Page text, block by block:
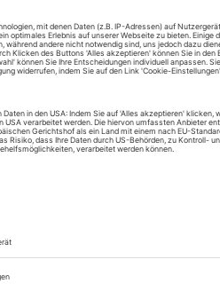
zum ePaper
Lesegenuss auf
Zugang zum
Theater heute
Sie können alle
Digital-Abo testen